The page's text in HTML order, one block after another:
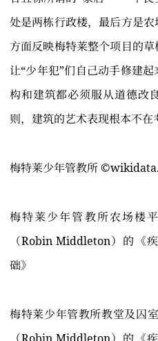
处是两栋行政楼，最后方是
方面反映梅特莱整个项目的
让“少年犯”们自己动手修建
构和建筑都必须服从道德
则，建筑的艺术表现根本不在
梅特莱少年管教所
梅特莱少年管教所农场楼
（Robin Middleton）的《
础》
梅特莱少年管教所教堂及囚